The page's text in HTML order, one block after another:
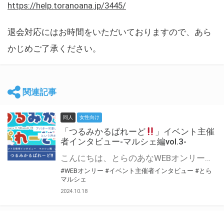
https://help.toranoana.jp/3445/
退会対応にはお時間をいただいておりますので、あら
かじめご了承ください。
関連記事
同人 女性向け
「つるみかるぱれーど
」イベント主催
者インタビュー-マルシェ編vol.3-
こんにちは、とらのあなWEBオンリー運営スタッフです。 新たにお届けする、イベント主催者インタビュー-マルシェ編-は、 とらのあなWEBオンリー「マルシェ」をご利用した主催様に 「マルシェ」を使って開催した感想や心がけをお聞きする企画です。 今回は、WEBオンリー初開催「つるみかるぱれーど
#WEBオンリー #イベント主催者インタビュー #とら
マルシェ
2024.10.18